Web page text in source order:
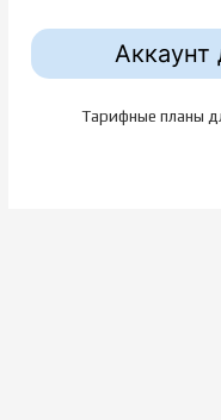
Аккаунт
Тарифные планы